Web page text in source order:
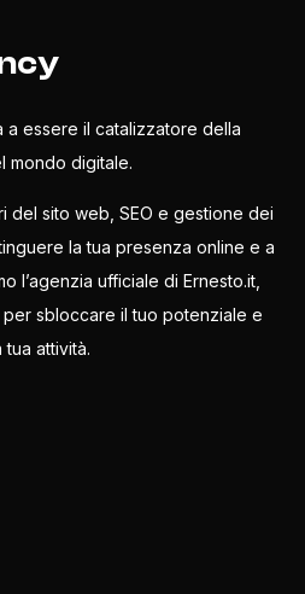
a essere il catalizzatore della
mondo digitale.
del sito web, SEO e gestione dei
la tua presenza online e a
l’agenzia ufficiale di Ernesto.it,
sbloccare il tuo potenziale e
attività.